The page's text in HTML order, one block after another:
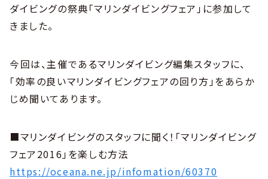
ダイビングの祭典「マリンダイビングフェア」に参加して
きました。
今回は、主催であるマリンダイビング編集スタッフに、
「効率の良いマリンダイビングフェアの回り方」をあらか
じめ聞いてあります。
■マリンダイビングのスタッフに聞く！「マリンダイビング
フェア2016」を楽しむ方法
https://oceana.ne.jp/infomation/60370